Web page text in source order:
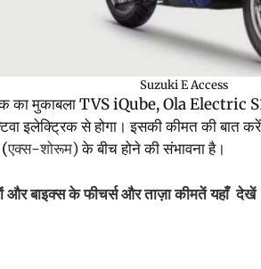
Suzuki E Access
का मुकाबला TVS iQube, Ola Electric
इलेक्ट्रिक से होगा। इसकी कीमत की बात
एक्स-शोरूम)के बीच होने की संभावना है।
और बाइक्स के फीचर्स और ताज़ा कीमतें यहाँ देखें